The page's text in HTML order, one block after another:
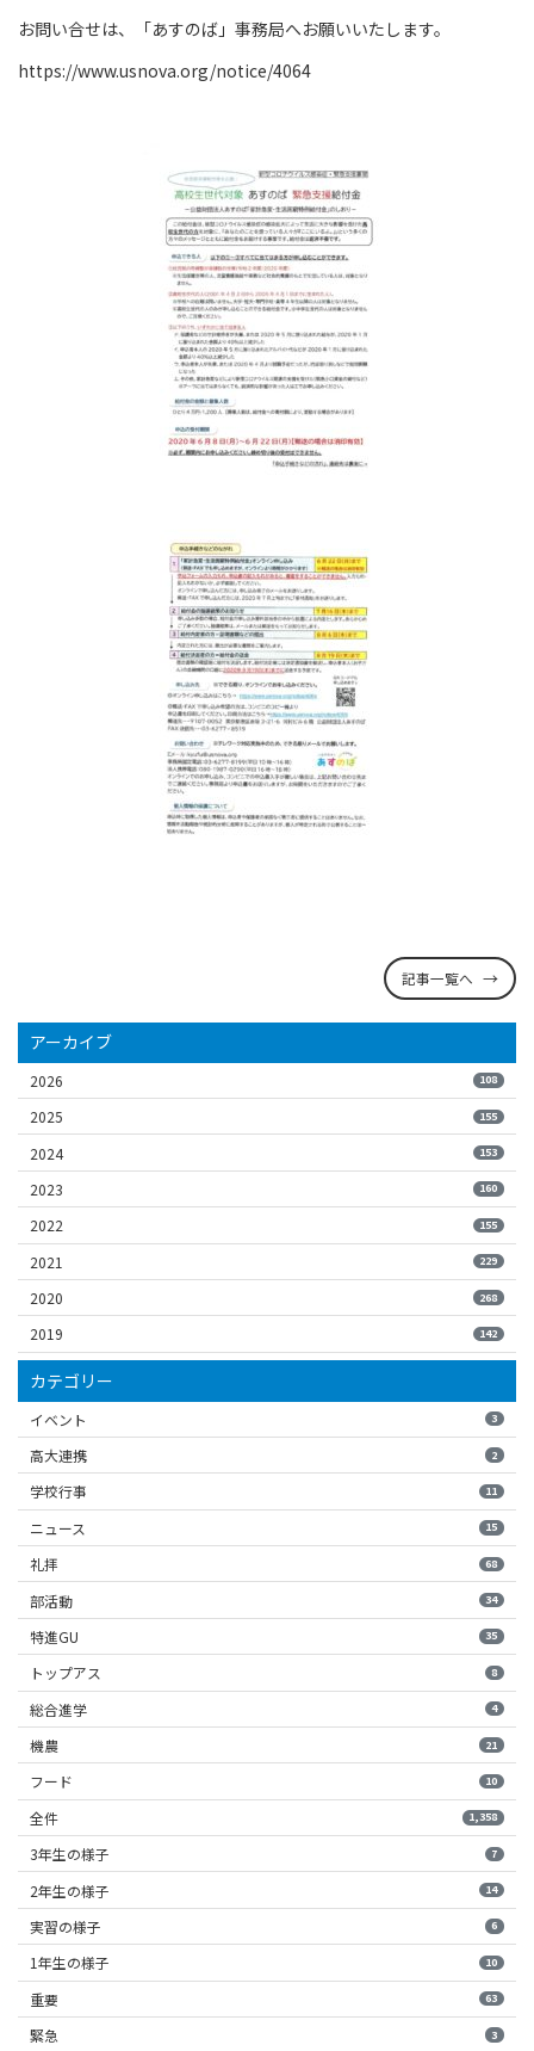
お問い合せは、「あすのば」事務局へお願いいたします。
https://www.usnova.org/notice/4064
記事一覧へ
アーカイブ
2026 108
2025 155
2024 153
2023 160
2022 155
2021 229
2020 268
2019 142
カテゴリー
イベント 3
高大連携 2
学校行事 11
ニュース 15
礼拝 68
部活動 34
特進GU 35
トップアス 8
総合進学 4
機農 21
フード 10
全件 1,358
3年生の様子 7
2年生の様子 14
実習の様子 6
1年生の様子 10
重要 63
緊急 3